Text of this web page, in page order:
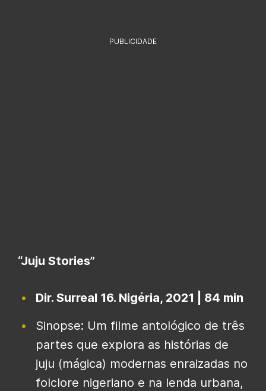
PUBLICIDADE
“Juju Stories”
Dir. Surreal 16. Nigéria, 2021 | 84 min
Sinopse: Um filme antológico de três
partes que explora as histórias de
juju (mágica) modernas enraizadas no
folclore nigeriano e na lenda urbana,